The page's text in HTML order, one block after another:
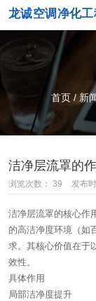
龙诚空调净化工
首页 / 新
洁净层流罩的
浏览次数： 39 发布
洁净层流罩的核心作
的高洁净度环境（如
求。其核心价值在于‌
效性。
具体作用
局部洁净度提升‌